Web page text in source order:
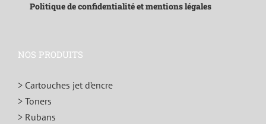
Politique de confidentialité et mentions légales
NOS PRODUITS
> Cartouches jet d’encre
> Toners
> Rubans